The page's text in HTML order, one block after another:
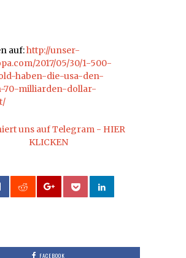
auf:http://unser-
2017/05/30/1-500-
haben-die-usa-den-
70-milliarden-dollar-
uns auf Telegram - HIER
KLICKEN
FACEBOOK